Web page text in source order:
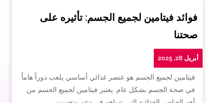
فوائد فيتامين لجميع الجسم: تأثيره على
صحتنا
أبريل 28, 2025
فيتامين لجميع الجسم هو عنصر غذائي أساسي يلعب دوراً هاماً
في صحة الجسم بشكل عام. يعتبر فيتامين لجميع الجسم من